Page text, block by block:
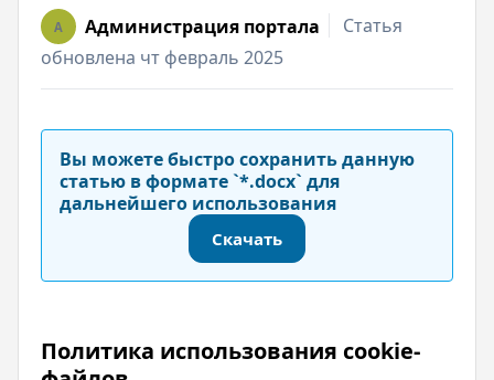
A Администрация портала
Статья
обновлена чт февраль 2025
Вы можете быстро сохранить данную
статью в формате `*.docx` для
дальнейшего использования
Скачать
Политика использования сookie-